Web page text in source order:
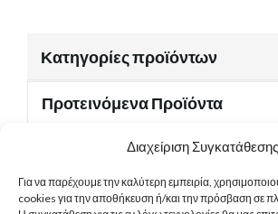
Διαχείριση Συγκατάθεσης
Για να παρέχουμε την καλύτερη εμπειρία,
cookies για την αποθήκευση ή/και την πρόσβαση σε
Κατηγορίες προϊόντων
Προτεινόμενα Προϊόντα
Χρήσιμα Έγγραφα